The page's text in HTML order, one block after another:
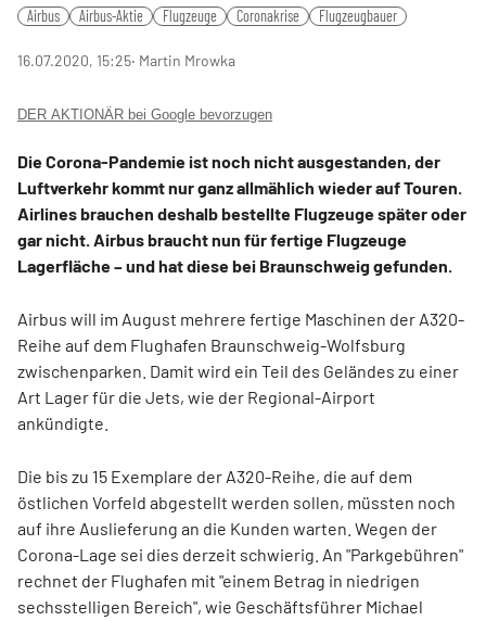
Airbus Airbus-Aktie Flugzeuge Coronakrise Flugzeugbauer
16.07.2020, 15:25‧ Martin Mrowka
DER AKTIONÄR bei Google bevorzugen
Die Corona-Pandemie ist noch nicht ausgestanden, der
Luftverkehr kommt nur ganz allmählich wieder auf Touren.
Airlines brauchen deshalb bestellte Flugzeuge später oder
gar nicht. Airbus braucht nun für fertige Flugzeuge
Lagerfläche – und hat diese bei Braunschweig gefunden.
Airbus will im August mehrere fertige Maschinen der A320-
Reihe auf dem Flughafen Braunschweig-Wolfsburg
zwischenparken. Damit wird ein Teil des Geländes zu einer
Art Lager für die Jets, wie der Regional-Airport
ankündigte.
Die bis zu 15 Exemplare der A320-Reihe, die auf dem
östlichen Vorfeld abgestellt werden sollen, müssten noch
auf ihre Auslieferung an die Kunden warten. Wegen der
Corona-Lage sei dies derzeit schwierig. An "Parkgebühren"
rechnet der Flughafen mit "einem Betrag in niedrigen
sechsstelligen Bereich", wie Geschäftsführer Michael